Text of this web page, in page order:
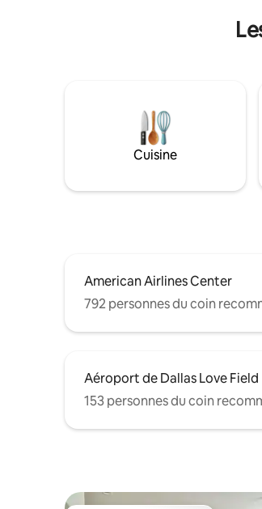
spacieux meublés avec une cuisine
complète et une buanderie dans
arrivée autonome à 16 h et une
réception sur place est disponible
pendant les heures spécifiées. De
les services de réception virtuelle
téléphone cellulaire, y compris
Cuisine
American Airlines Center
792 personnes du coin
Aéroport de Dallas Love Field
153 personnes du coin